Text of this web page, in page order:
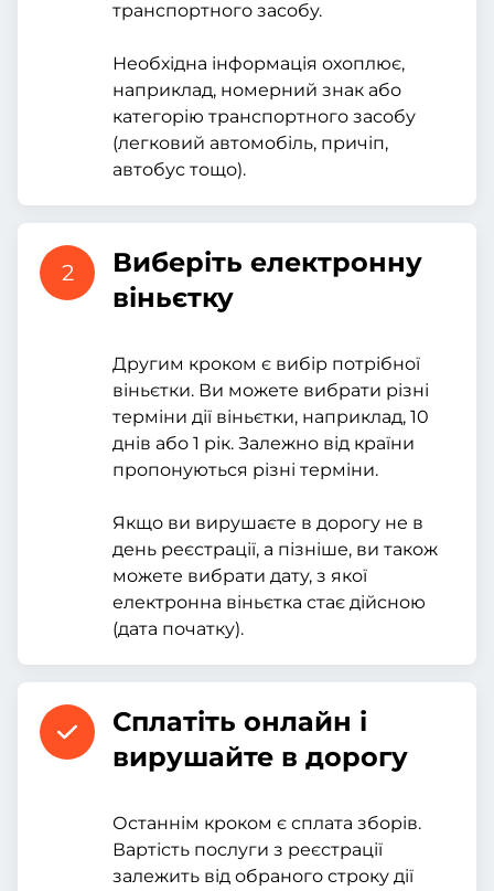
транспортного засобу.
Необхідна інформація охоплює,
наприклад, номерний знак або
категорію транспортного засобу
(легковий автомобіль, причіп,
автобус тощо).
2
Виберіть електронну
віньєтку
Другим кроком є вибір потрібної
віньєтки. Ви можете вибрати різні
терміни дії віньєтки, наприклад, 10
днів або 1 рік. Залежно від країни
пропонуються різні терміни.
Якщо ви вирушаєте в дорогу не в
день реєстрації, а пізніше, ви також
можете вибрати дату, з якої
електронна віньєтка стає дійсною
(дата початку).
Сплатіть онлайн і
вирушайте в дорогу
Останнім кроком є сплата зборів.
Вартість послуги з реєстрації
залежить від обраного строку дії